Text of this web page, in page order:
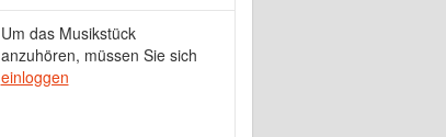
Um das Musikstück
anzuhören, müssen Sie sich
einloggen